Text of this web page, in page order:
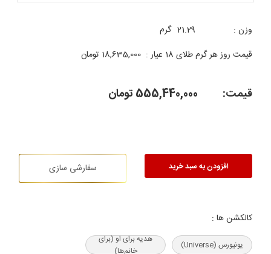
وزن : 21.29 گرم
قیمت روز هر گرم طلای 18 عیار :
18,635,000 تومان
قیمت: 555,440,000تومان
افزودن به سبد خرید سفارشی سازی
کالکشن ها :
یونیورس (Universe)
هدیه‌ برای او (برای
خانم‌ها)